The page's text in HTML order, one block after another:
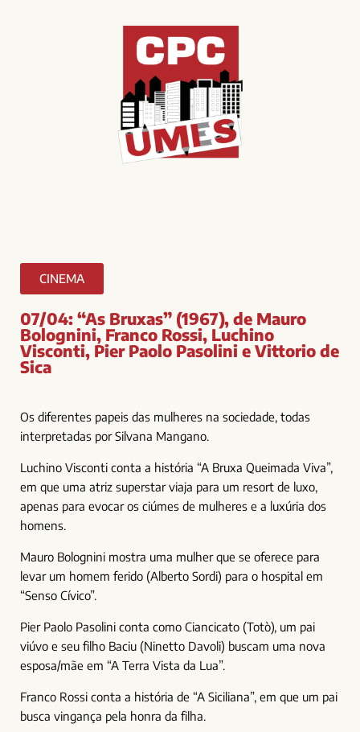
CINEMA
07/04: “As Bruxas” (1967), de Mauro
Bolognini, Franco Rossi, Luchino
Visconti, Pier Paolo Pasolini e Vittorio de
Sica
Os diferentes papeis das mulheres na sociedade, todas
interpretadas por Silvana Mangano.
Luchino Visconti conta a história “A Bruxa Queimada Viva”,
em que uma atriz superstar viaja para um resort de luxo,
apenas para evocar os ciúmes de mulheres e a luxúria dos
homens.
Mauro Bolognini mostra uma mulher que se oferece para
levar um homem ferido (Alberto Sordi) para o hospital em
“Senso Cívico”.
Pier Paolo Pasolini conta como Ciancicato (Totò), um pai
viúvo e seu filho Baciu (Ninetto Davoli) buscam uma nova
esposa/mãe em “A Terra Vista da Lua”.
Franco Rossi conta a história de “A Siciliana”, em que um pai
busca vingança pela honra da filha.